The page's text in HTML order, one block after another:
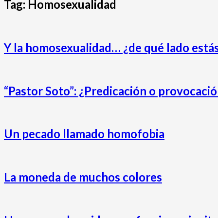
Tag: Homosexualidad
Y la homosexualidad… ¿de qué lado
“Pastor Soto”: ¿Predicación o
Un pecado llamado homofobia
La moneda de muchos colores